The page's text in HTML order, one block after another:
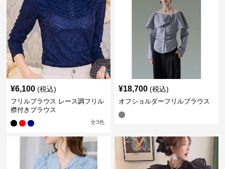
¥6,100 (税込)
フリルブラウス レース調フリル
襟付きブラウス
全3色
¥18,700 (税込)
オフショルダーフリルブラウス